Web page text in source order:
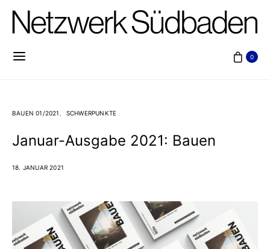
0
BAUEN 01/2021 SCHWERPUNKTE
Januar-Ausgabe 2021: Bauen
18. JANUAR 2021